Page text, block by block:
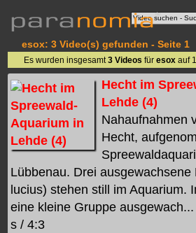
esox: 3 Video(s) gefunden - Seite 1
Es wurden insgesamt3 Videos füresox auf
Hecht im
Lehde (4)
Nahaufnahmen
Hecht,
Lübbenau. Drei ausgewachsene
lucius) stehen still im Aquarium.
eine kleine Gruppe
s / 4:3